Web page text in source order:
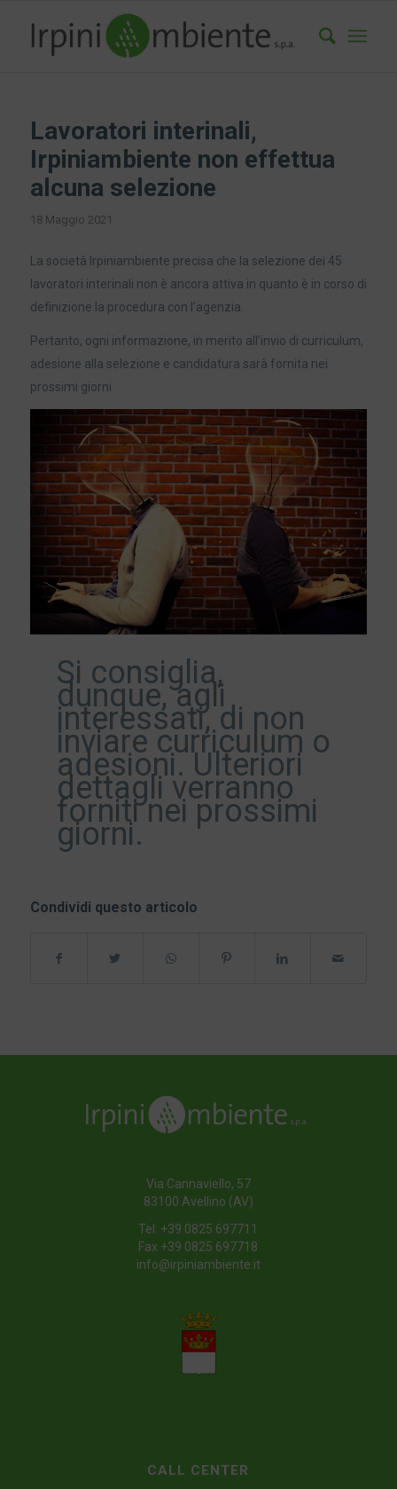
Lavoratori interinali,
Irpiniambiente non effettua
alcuna selezione
18 Maggio 2021
La società Irpiniambiente precisa che la selezione dei 45
lavoratori interinali non è ancora attiva in quanto è in corso di
definizione la procedura con l’agenzia.
Pertanto, ogni informazione, in merito all’invio di curriculum,
adesione alla selezione e candidatura sarà fornita nei
prossimi giorni
Si consiglia,
dunque, agli
interessati, di non
inviare curriculum o
adesioni. Ulteriori
dettagli verranno
forniti nei prossimi
giorni.
Condividi questo articolo
Via Cannaviello, 57
83100 Avellino (AV)
Tel: +39 0825 697711
Fax +39 0825 697718
info@irpiniambiente.it
CALL CENTER